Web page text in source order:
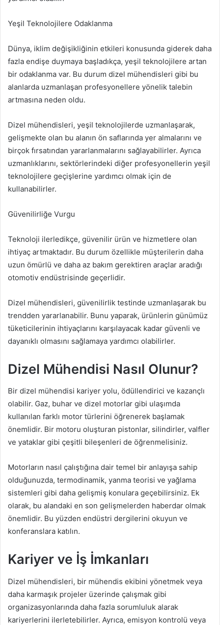
Yeşil Teknolojilere Odaklanma
Dünya, iklim değişikliğinin etkileri konusunda giderek daha
fazla endişe duymaya başladıkça, yeşil teknolojilere artan
bir odaklanma var. Bu durum dizel mühendisleri gibi bu
alanlarda uzmanlaşan profesyonellere yönelik talebin
artmasına neden oldu.
Dizel mühendisleri, yeşil teknolojilerde uzmanlaşarak,
gelişmekte olan bu alanın ön saflarında yer almalarını ve
birçok fırsatından yararlanmalarını sağlayabilirler. Ayrıca
uzmanlıklarını, sektörlerindeki diğer profesyonellerin yeşil
teknolojilere geçişlerine yardımcı olmak için de
kullanabilirler.
Güvenilirliğe Vurgu
Teknoloji ilerledikçe, güvenilir ürün ve hizmetlere olan
ihtiyaç artmaktadır. Bu durum özellikle müşterilerin daha
uzun ömürlü ve daha az bakım gerektiren araçlar aradığı
otomotiv endüstrisinde geçerlidir.
Dizel mühendisleri, güvenilirlik testinde uzmanlaşarak bu
trendden yararlanabilir. Bunu yaparak, ürünlerin günümüz
tüketicilerinin ihtiyaçlarını karşılayacak kadar güvenli ve
dayanıklı olmasını sağlamaya yardımcı olabilirler.
Dizel Mühendisi Nasıl Olunur?
Bir dizel mühendisi kariyer yolu, ödüllendirici ve kazançlı
olabilir. Gaz, buhar ve dizel motorlar gibi ulaşımda
kullanılan farklı motor türlerini öğrenerek başlamak
önemlidir. Bir motoru oluşturan pistonlar, silindirler, valfler
ve yataklar gibi çeşitli bileşenleri de öğrenmelisiniz.
Motorların nasıl çalıştığına dair temel bir anlayışa sahip
olduğunuzda, termodinamik, yanma teorisi ve yağlama
sistemleri gibi daha gelişmiş konulara geçebilirsiniz. Ek
olarak, bu alandaki en son gelişmelerden haberdar olmak
önemlidir. Bu yüzden endüstri dergilerini okuyun ve
konferanslara katılın.
Kariyer ve İş İmkanları
Dizel mühendisleri, bir mühendis ekibini yönetmek veya
daha karmaşık projeler üzerinde çalışmak gibi
organizasyonlarında daha fazla sorumluluk alarak
kariyerlerini ilerletebilirler. Ayrıca, emisyon kontrolü veya